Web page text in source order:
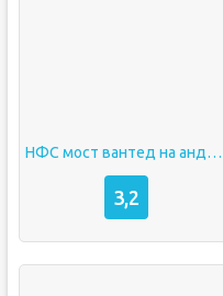
НФС мост вантед на андроид
3,2